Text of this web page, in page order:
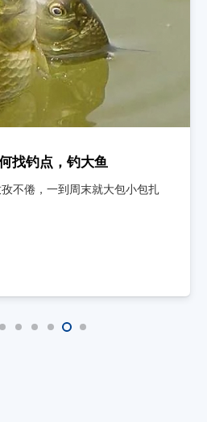
找钓点，钓大鱼
不倦，一到周末就大包小包扎